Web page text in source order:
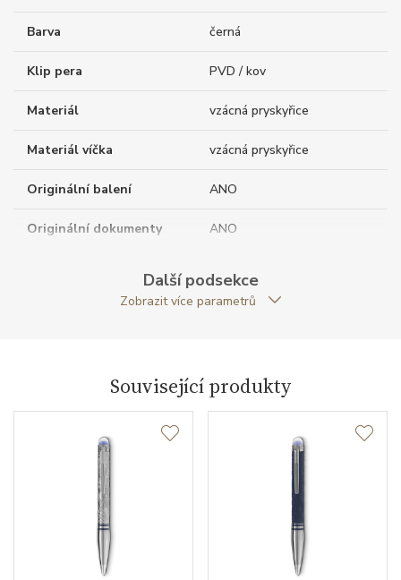
Barva černá
Klip pera PVD / kov
Materiál vzácná pryskyřice
Materiál víčka vzácná pryskyřice
Originální balení ANO
Originální dokumenty ANO
kuličkové pero
24
Modelová řada
Další podsekce
Zobrazit více parametrů
Související produkty